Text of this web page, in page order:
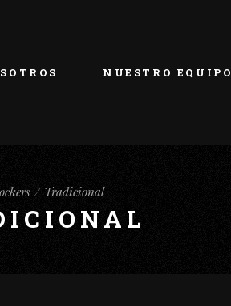
NUESTRO EQUIPO
Tradicional